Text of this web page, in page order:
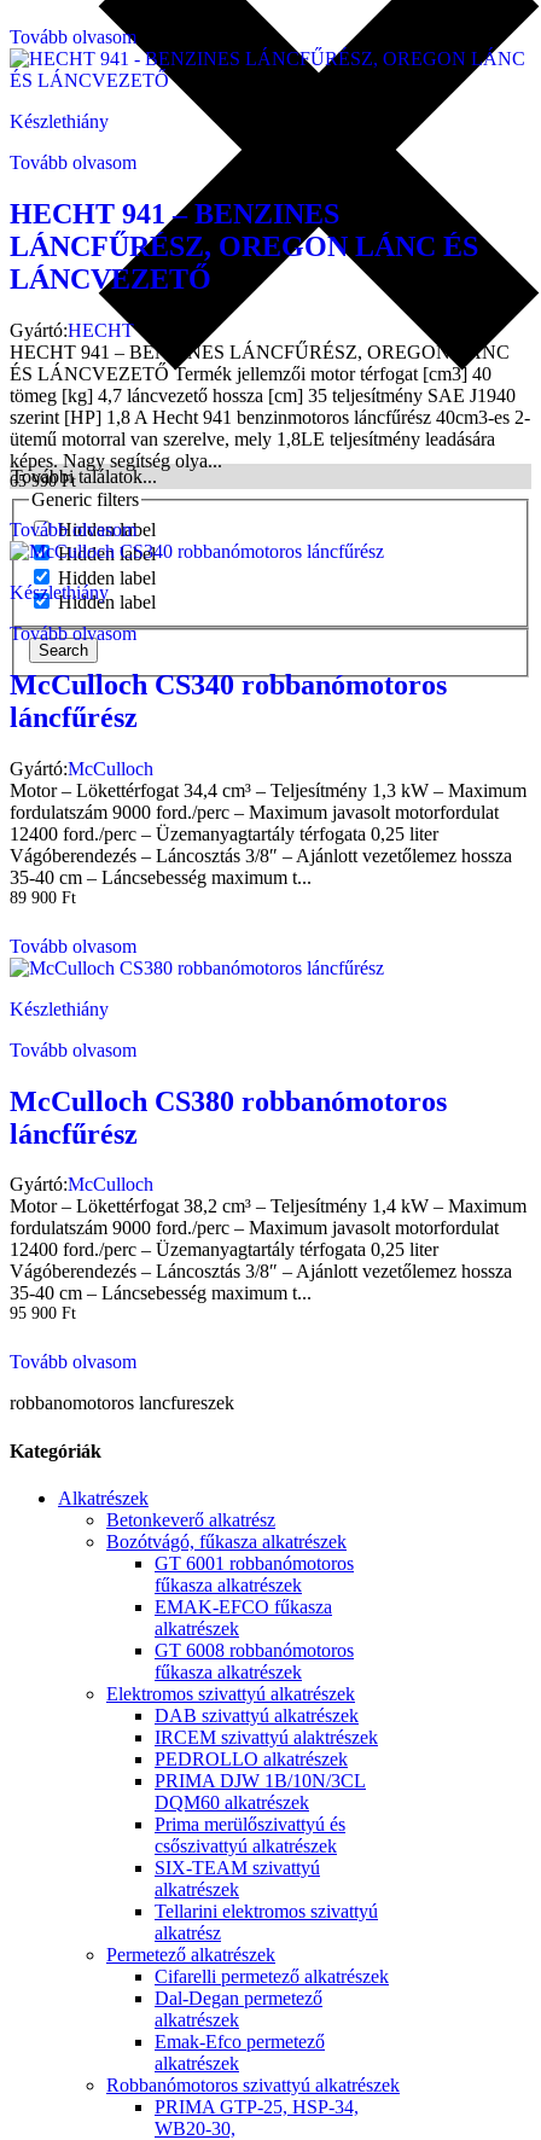
További találatok...
Generic filters
Hidden label
Hidden label
Hidden label
Hidden label
Search
Tovább olvasom
Készlethiány
Tovább olvasom
HECHT 941 – BENZINES
LÁNCFŰRÉSZ, OREGON LÁNC ÉS
LÁNCVEZETŐ
Gyártó:HECHT
HECHT 941 – BENZINES LÁNCFŰRÉSZ, OREGON LÁNC
ÉS LÁNCVEZETŐ Termék jellemzői motor térfogat [cm3] 40
tömeg [kg] 4,7 láncvezető hossza [cm] 35 teljesítmény SAE J1940
szerint [HP] 1,8 A Hecht 941 benzinmotoros láncfűrész 40cm3-es 2-
ütemű motorral van szerelve, mely 1,8LE teljesítmény leadására
képes. Nagy segítség olya...
65 990Ft
Tovább olvasom
Készlethiány
Tovább olvasom
McCulloch CS340 robbanómotoros
láncfűrész
Gyártó:McCulloch
Motor – Lökettérfogat 34,4 cm³ – Teljesítmény 1,3 kW – Maximum
fordulatszám 9000 ford./perc – Maximum javasolt motorfordulat
12400 ford./perc – Üzemanyagtartály térfogata 0,25 liter
Vágóberendezés – Láncosztás 3/8″ – Ajánlott vezetőlemez hossza
35-40 cm – Láncsebesség maximum t...
89 900 Ft
Tovább olvasom
Készlethiány
Tovább olvasom
McCulloch CS380 robbanómotoros
láncfűrész
Gyártó:McCulloch
Motor – Lökettérfogat 38,2 cm³ – Teljesítmény 1,4 kW – Maximum
fordulatszám 9000 ford./perc – Maximum javasolt motorfordulat
12400 ford./perc – Üzemanyagtartály térfogata 0,25 liter
Vágóberendezés – Láncosztás 3/8″ – Ajánlott vezetőlemez hossza
35-40 cm – Láncsebesség maximum t...
95 900 Ft
Tovább olvasom
robbanomotoros lancfureszek
Kategóriák
Alkatrészek
Betonkeverő alkatrész
Bozótvágó, fűkasza alkatrészek
GT 6001 robbanómotoros
fűkasza alkatrészek
EMAK-EFCO fűkasza
alkatrészek
GT 6008 robbanómotoros
fűkasza alkatrészek
Elektromos szivattyú alkatrészek
DAB szivattyú alkatrészek
IRCEM szivattyú alaktrészek
PEDROLLO alkatrészek
PRIMA DJW 1B/10N/3CL
DQM60 alkatrészek
Prima merülőszivattyú és
csőszivattyú alkatrészek
SIX-TEAM szivattyú
alkatrészek
Tellarini elektromos szivattyú
alkatrész
Permetező alkatrészek
Cifarelli permetező alkatrészek
Dal-Degan permetező
alkatrészek
Emak-Efco permetező
alkatrészek
Robbanómotoros szivattyú alkatrészek
PRIMA GTP-25, HSP-34,
WB20-30,